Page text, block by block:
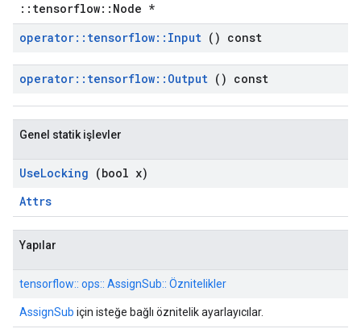
::tensorflow::Node *
operator:: tensorflow:: Input () const
operator:: tensorflow:: Output () const
Genel statik işlevler
UseLocking (bool x)
Attrs
Yapılar
tensorflow:: ops:: AssignSub:: Öznitelikler
AssignSub için isteğe bağlı öznitelik ayarlayıcılar.